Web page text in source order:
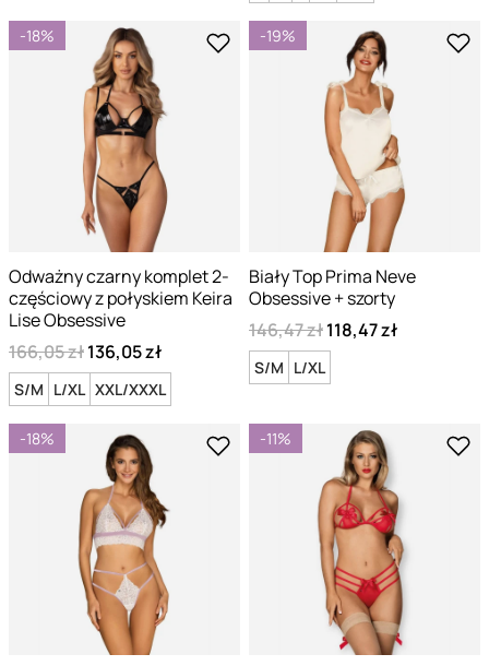
-18%
Odważny czarny komplet 2-
częściowy z połyskiem Keira
Lise Obsessive
166,05 zł136,05 zł
S/M L/XL XXL/XXXL
-19%
Biały Top Prima Neve
Obsessive + szorty
146,47 zł118,47 zł
S/M L/XL
-18% -11%